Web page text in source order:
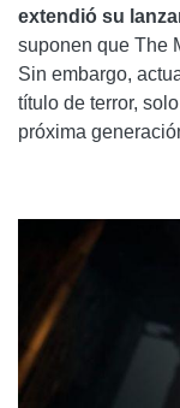
extendió su
suponen que The
Sin embargo,
título de terror,
próxima